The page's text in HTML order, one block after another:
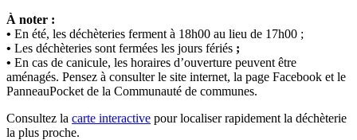
À noter :
• En été, les déchèteries ferment à 18h00 au lieu de 17h00 ;
• Les déchèteries sont fermées les jours fériés ;
• En cas de canicule, les horaires d’ouverture peuvent être
aménagés. Pensez à consulter le site internet, la page Facebook et le
PanneauPocket de la Communauté de communes.
Consultez la carte interactive pour localiser rapidement la déchèterie
la plus proche.